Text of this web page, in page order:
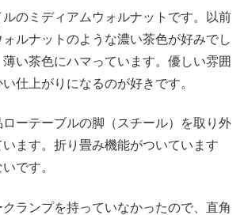
のミディアムウォルナットです。以前
ルナットのような濃い茶色が好みでし
い茶色にハマっています。優しい雰囲
仕上がりになるのが好きです。
ーテーブルの脚（スチール）を取り外
います。折り畳み機能がついています
です。
ランプを持っていなかったので、直角